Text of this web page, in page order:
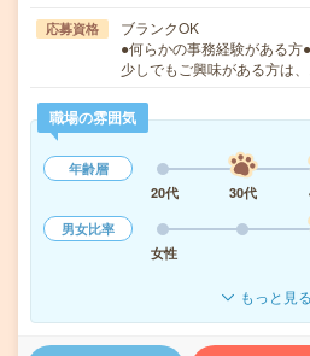
応募資格
ブランクOK
●何らかの事務経験がある
少しでもご興味がある方は
職場の雰囲気
年齢層
20代
30代
男女比率
女性
もっと見る